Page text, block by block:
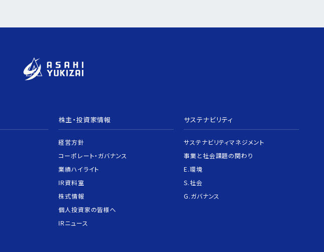
株主・投資家情報
経営方針
コーポレート・ガバナンス
業績ハイライト
IR資料室
株式情報
個人投資家の皆様へ
IRニュース
サステナビリティ
サステナビリティマネジメント
事業と社会課題の関わり
E.環境
S.社会
G.ガバナンス